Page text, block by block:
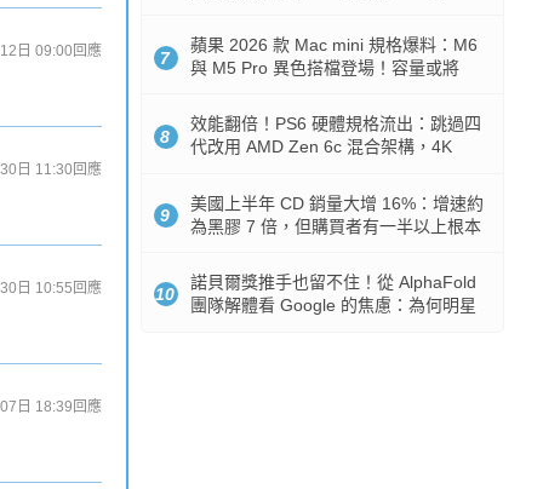
日 09:00 回應
日 11:30 回應
日 10:55 回應
日 18:39 回應
7
蘋果 2026 款 Mac mini 規格爆料：M6
與 M5 Pro 異色搭檔登場！容量或將
8
效能翻倍！PS6 硬體規格流出：跳過四
代改用 AMD Zen 6c 混合架構，4K
9
美國上半年 CD 銷量大增 16%：增速約
為黑膠 7 倍，但購買者有一半以上根本
10
諾貝爾獎推手也留不住！從 AlphaFold
團隊解體看 Google 的焦慮：為何明星